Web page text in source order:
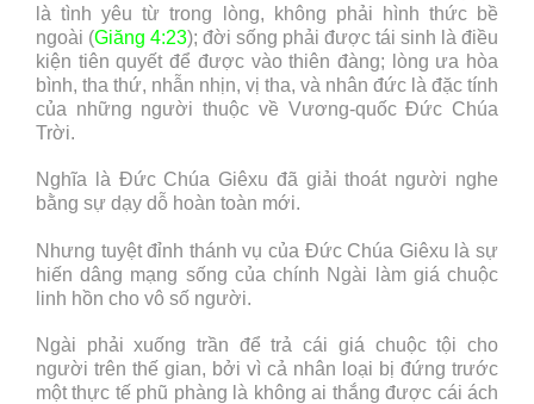
là tình yêu từ trong lòng, không phải hình thức bề
ngoài (Giăng 4:23); đời sống phải được tái sinh là điều
kiện tiên quyết để được vào thiên đàng; lòng ưa hòa
bình, tha thứ, nhẫn nhịn, vị tha, và nhân đức là đặc tính
của những người thuộc về Vương-quốc Đức Chúa
Trời.
Nghĩa là Đức Chúa Giêxu đã giải thoát người nghe
bằng sự dạy dỗ hoàn toàn mới.
Nhưng tuyệt đỉnh thánh vụ của Đức Chúa Giêxu là sự
hiến dâng mạng sống của chính Ngài làm giá chuộc
linh hồn cho vô số người.
Ngài phải xuống trần để trả cái giá chuộc tội cho
người trên thế gian, bởi vì cả nhân loại bị đứng trước
một thực tế phũ phàng là không ai thắng được cái ách